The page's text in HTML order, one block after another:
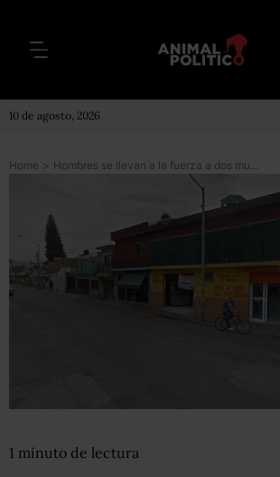
10 de agosto, 2026
Home > Hombres se llevan a la fuerza a dos mujeres de su lugar de trabajo en Salamanca, Guanajuato
1 minuto de lectura